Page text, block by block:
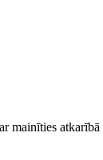
mainīties